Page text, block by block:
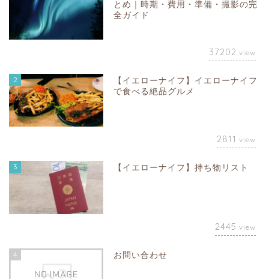
とめ｜時期・費用・準備・撮影の完
全ガイド
37202 view
2
【イエローナイフ】イエローナイフ
で食べる絶品グルメ
2811 view
3 【イエローナイフ】持ち物リスト
2445 view
4 お問い合わせ